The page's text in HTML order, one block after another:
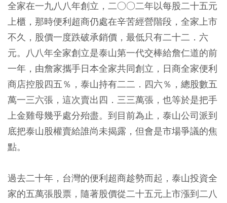
全家在一九八八年創立，二○○二年以每股二十五元
上櫃，那時便利超商仍處在辛苦經營階段，全家上市
不久，股價一度跌破承銷價，最低只有二十二．六
元。八八年全家創立是泰山第一代交棒給詹仁道的前
一年，由詹家攜手日本全家共同創立，日商全家便利
商店控股四五％，泰山持有二二．四六％，總股數五
萬一三六張，這次賣出四．三三萬張，也等於是把手
上金雞母幾乎處分殆盡。到目前為止，泰山公司派到
底把泰山股權賣給誰尚未揭露，但會是市場爭議的焦
點。
過去二十年，台灣的便利超商趁勢而起，泰山投資全
家的五萬張股票，隨著股價從二十五元上市漲到二八